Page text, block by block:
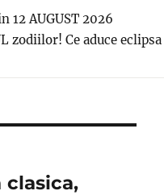
12 AUGUST 2026
zodiilor! Ce aduce eclipsa
clasica,